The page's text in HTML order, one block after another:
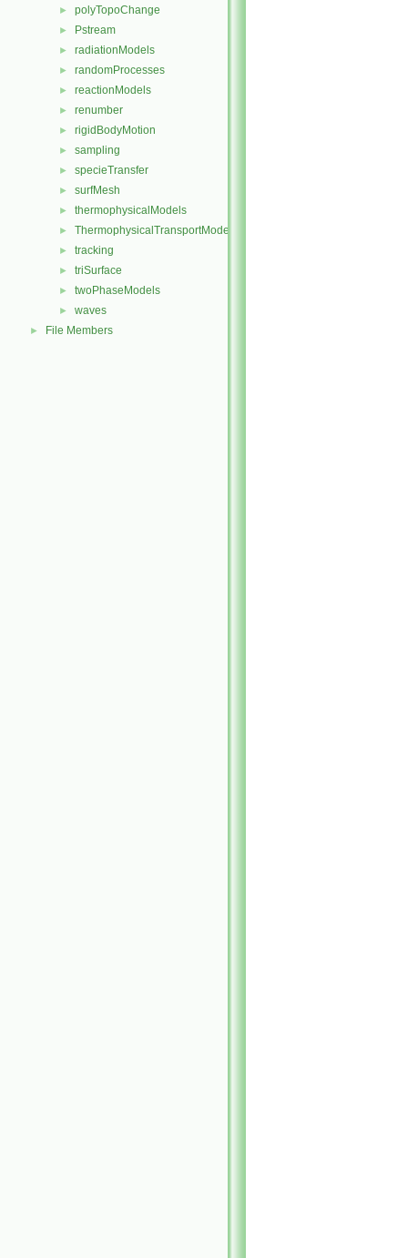
► polyTopoChange
► Pstream
► radiationModels
► randomProcesses
► reactionModels
► renumber
► rigidBodyMotion
► sampling
► specieTransfer
► surfMesh
► thermophysicalModels
► ThermophysicalTransportModels
► tracking
► triSurface
► twoPhaseModels
► waves
► File Members